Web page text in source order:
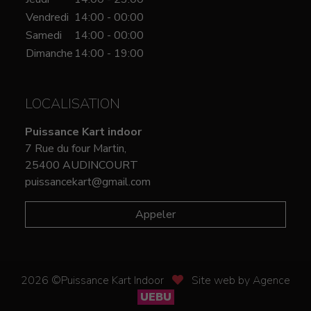
Vendredi 14:00 - 00:00
Samedi
14:00 - 00:00
Dimanche 14:00 - 19:00
LOCALISATION
Puissance Kart indoor
7 Rue du four Martin,
25400 AUDINCOURT
puissancekart@gmail.com
Appeler
2026 ©Puissance Kart Indoor
Site web by Agence
UEBU